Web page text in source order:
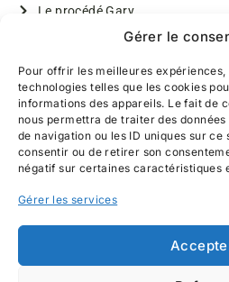
Gérer le
Pour offrir les meilleures expériences,
technologies telles que les cookies
informations des appareils. Le fait de
nous permettra de traiter des
de navigation ou les ID uniques sur ce
consentir ou de retirer son
négatif sur certaines caractéristiques
Gérer les services
discrets, ponctuels, très
poussière dans notre salon,
chaque soir avant leur
Nous les recommandons à
fermés, nous sommes
effectué.
Le procédé Gary
GARYTRADY
Informations
Aides à la rénovation
Devis gratuit
Contact
Réalisations
639 Hameau de Belzanois